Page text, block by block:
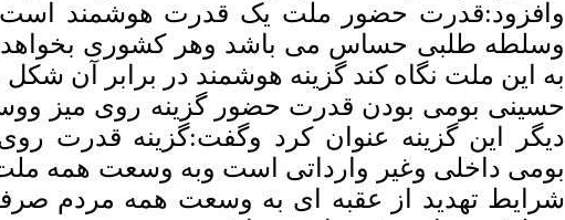
وافزود:قدرت حضور ملت یک قدرت هوشمند است
وسلطه طلبی حساس می باشد وهر کشوری بخواهد
به این ملت نگاه کند گزینه هوشمند در برابر آن
حسینی بومی بودن قدرت حضور گزینه روی میز
دیگر این گزینه عنوان کرد وگفت:گزینه قدرت
بومی داخلی وغیر وارداتی است وبه وسعت همه
شرایط تهدید از عقبه ای به وسعت همه مردم